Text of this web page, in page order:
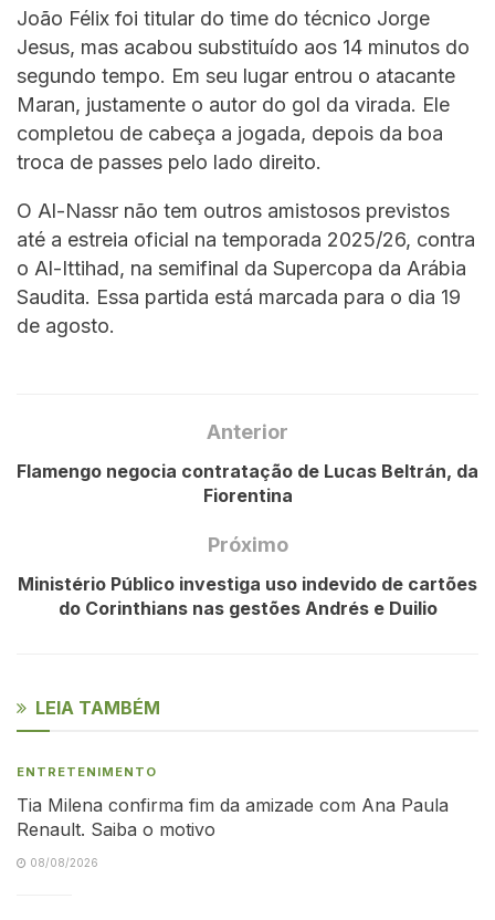
João Félix foi titular do time do técnico Jorge
Jesus, mas acabou substituído aos 14 minutos do
segundo tempo. Em seu lugar entrou o atacante
Maran, justamente o autor do gol da virada. Ele
completou de cabeça a jogada, depois da boa
troca de passes pelo lado direito.
O Al-Nassr não tem outros amistosos previstos
até a estreia oficial na temporada 2025/26, contra
o Al-Ittihad, na semifinal da Supercopa da Arábia
Saudita. Essa partida está marcada para o dia 19
de agosto.
Anterior
Flamengo negocia contratação de Lucas Beltrán, da
Fiorentina
Próximo
Ministério Público investiga uso indevido de cartões
do Corinthians nas gestões Andrés e Duilio
LEIA TAMBÉM
ENTRETENIMENTO
Tia Milena confirma fim da amizade com Ana Paula
Renault. Saiba o motivo
08/08/2026